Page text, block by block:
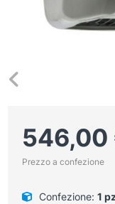
546,00
Prezzo a confezione
Confezione: 1